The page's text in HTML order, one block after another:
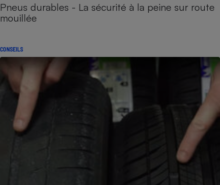
Pneus durables - La sécurité à la peine sur route
mouillée
CONSEILS